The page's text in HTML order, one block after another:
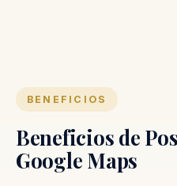
BENEFICIOS
Beneficios de
Google Maps